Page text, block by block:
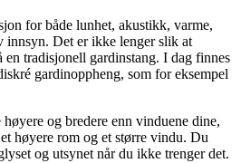
for både lunhet, akustikk, varme,
innsyn. Det er ikke lenger slik at
en tradisjonell gardinstang. I dag finnes
gardinoppheng, som for eksempel
og bredere enn vinduene dine,
høyere rom og et større vindu. Du
og utsynet når du ikke trenger det.